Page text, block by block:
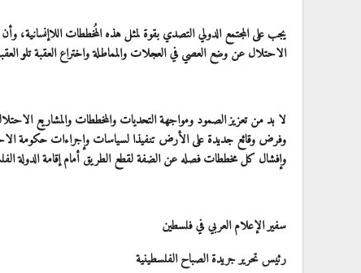
يجب على المجتمع الدولي التصدي بقوة لمثل هذه المُخططات
الاحتلال عن وضع العصي في العجلات والمماطلة واختراع العقبة تلو
لا بد من تعزيز الصمود ومواجهة التحديات والمخططات والمشاريع
وفرض وقائع جديدة على الأرض تنفيذا لسياسات وإجراءات حكومة
وإفشال كل مخططات فصله عن الضفة لقطع الطريق أمام إقامة الدولة
سفير الإعلام العربي في فلسطين
رئيس تحرير جريدة الصباح الفلسطينية